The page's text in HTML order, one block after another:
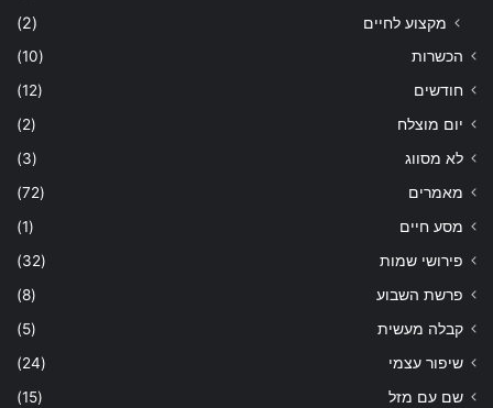
מקצוע לחיים
(2)
הכשרות
(10)
חודשים
(12)
יום מוצלח
(2)
לא מסווג
(3)
מאמרים
(72)
מסע חיים
(1)
פירושי שמות
(32)
פרשת השבוע
(8)
קבלה מעשית
(5)
שיפור עצמי
(24)
שם עם מזל
(15)